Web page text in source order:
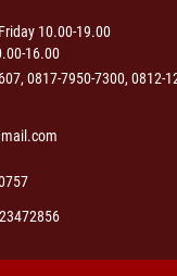
10.00-19.00
16.00
0817-7950-7300, 0812-